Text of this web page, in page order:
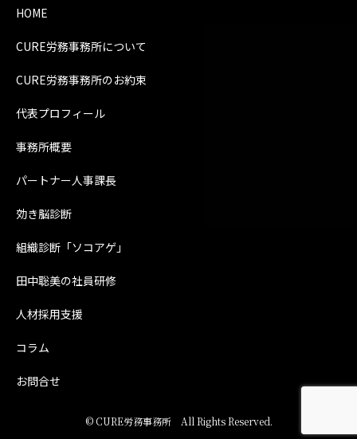
HOME
CURE労務事務所について
CURE労務事務所のお約束
代表プロフィール
事務所概要
パートナー人事課長
効き脳診断
組織診断「ソコアゲ」
田中聡美の社員研修
人材採用支援
コラム
お問合せ
© CURE労務事務所All Rights Reserved.